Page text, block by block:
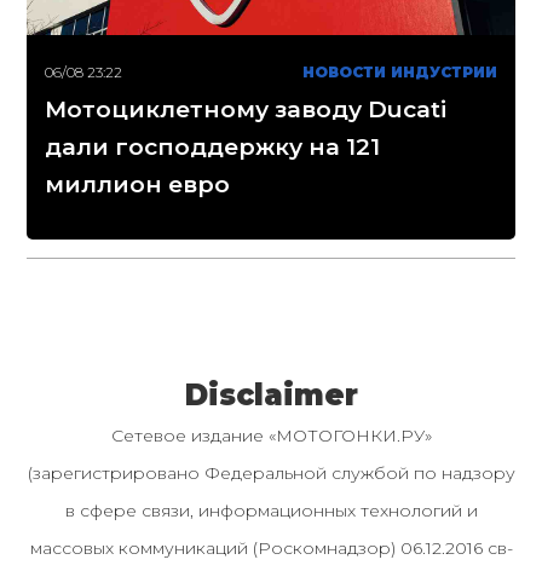
06/08 23:22 НОВОСТИ ИНДУСТРИИ
Мотоциклетному заводу Ducati
дали господдержку на 121
миллион евро
Disclaimer
Сетевое издание «МОТОГОНКИ.РУ»
(зарегистрировано Федеральной службой по надзору
в сфере связи, информационных технологий и
массовых коммуникаций (Роскомнадзор) 06.12.2016 св-